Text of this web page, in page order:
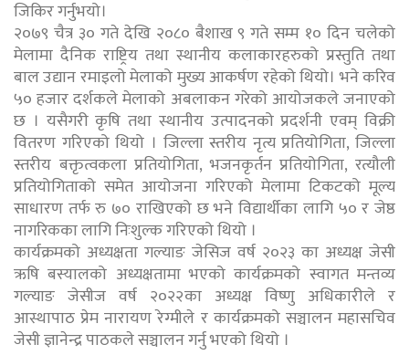
जिकिर गर्नुभयो।
२०७९ चैत्र ३० गते देखि २०८० बैशाख ९ गते सम्म १० दिन चलेको
मेलामा दैनिक राष्ट्रिय तथा स्थानीय कलाकारहरुको प्रस्तुति तथा
बाल उद्यान रमाइलो मेलाको मुख्य आकर्षण रहेको थियो। भने करिव
५० हजार दर्शकले मेलाको अबलाकन गरेको आयोजकले जनाएको
छ । यसैगरी कृषि तथा स्थानीय उत्पादनको प्रदर्शनी एवम् विक्री
वितरण गरिएको थियो । जिल्ला स्तरीय नृत्य प्रतियोगिता, जिल्ला
स्तरीय बक्तृत्वकला प्रतियोगिता, भजनकृर्तन प्रतियोगिता, रत्यौली
प्रतियोगिताको समेत आयोजना गरिएको मेलामा टिकटको मूल्य
साधारण तर्फ रु ७० राखिएको छ भने विद्यार्थीका लागि ५० र जेष्ठ
नागरिकका लागि निःशुल्क गरिएको थियो ।
कार्यक्रमको अध्यक्षता गल्याङ जेसिज वर्ष २०२३ का अध्यक्ष जेसी
ऋषि बस्यालको अध्यक्षतामा भएको कार्यक्रमको स्वागत मन्तव्य
गल्याङ जेसीज वर्ष २०२२का अध्यक्ष विष्णु अधिकारीले र
आस्थापाठ प्रेम नारायण रेग्मीले र कार्यक्रमको सञ्चालन महासचिव
जेसी ज्ञानेन्द्र पाठकले सञ्चालन गर्नु भएको थियो ।